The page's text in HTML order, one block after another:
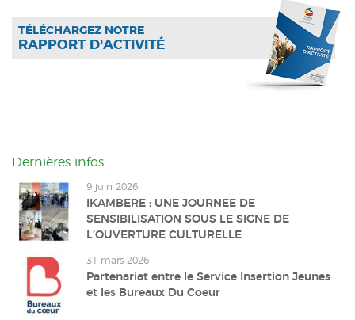
TÉLÉCHARGEZ NOTRE
RAPPORT D'ACTIVITÉ
Dernières infos
9 juin 2026
IKAMBERE : UNE JOURNEE DE
SENSIBILISATION SOUS LE SIGNE DE
L’OUVERTURE CULTURELLE
31 mars 2026
Partenariat entre le Service Insertion Jeunes
et les Bureaux Du Coeur